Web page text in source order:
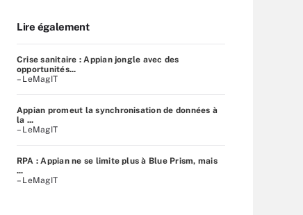
Lire également
Crise sanitaire : Appian jongle avec des
opportunités...
– LeMagIT
Appian promeut la synchronisation de données à
la ...
– LeMagIT
RPA : Appian ne se limite plus à Blue Prism, mais
...
– LeMagIT